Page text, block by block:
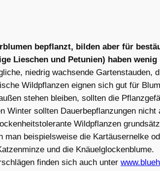
bepflanzt, bilden aber für
Lieschen und Petunien) haben
niedrig wachsende Gartenstauden,
Wildpflanzen eignen sich gut für
stehen bleiben, sollten die
Winter sollten Dauerbepflanzungen
Wildpflanzen
beispielsweise die Kartäusernelke
und die Knäuelglockenblume.
finden sich auch unter